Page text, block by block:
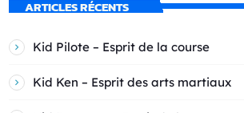
ARTICLES RÉCENTS
Kid Pilote – Esprit de la course
Kid Ken – Esprit des arts martiaux